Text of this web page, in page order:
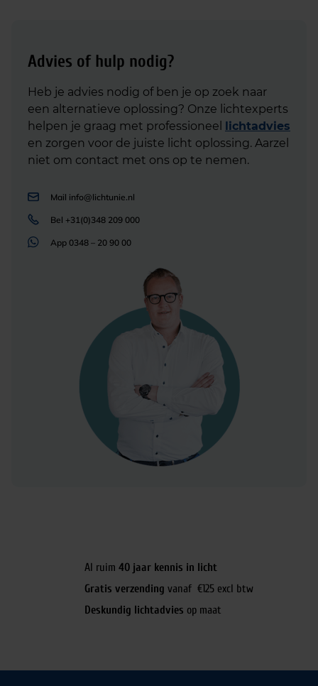
Advies of hulp nodig?
Heb je advies nodig of ben je op zoek naar
een alternatieve oplossing? Onze lichtexperts
helpen je graag met professioneel lichtadvies
en zorgen voor de juiste licht oplossing. Aarzel
niet om contact met ons op te nemen.
Mail info@lichtunie.nl
Bel +31(0)348 209 000
App 0348 – 20 90 00
Al ruim 40 jaar kennis in licht
Gratis verzending vanaf €125 excl btw
Deskundig lichtadvies op maat